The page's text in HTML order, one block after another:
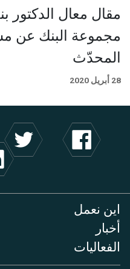
مقال معال الدكتور
مجموعة البنك عن
المحدّث
28 أبريل 2020
اين نعمل
أخبار
الفعاليات